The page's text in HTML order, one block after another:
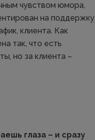
чувством юмора,
на поддержку
клиента. Как
так, что есть
но за клиента –
глаза – и сразу